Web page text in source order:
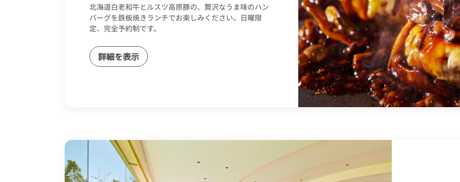
北海道白老和牛とルスツ高原豚の、贅沢なうま味のハン
バーグを鉄板焼きランチでお楽しみください。日曜限
定、完全予約制です。
詳細を表示